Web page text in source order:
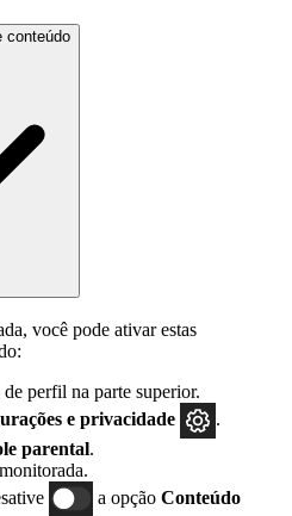
conteúdo
você pode ativar estas
perfil na parte superior.
e privacidade
.
parental.
a opção Conteúdo